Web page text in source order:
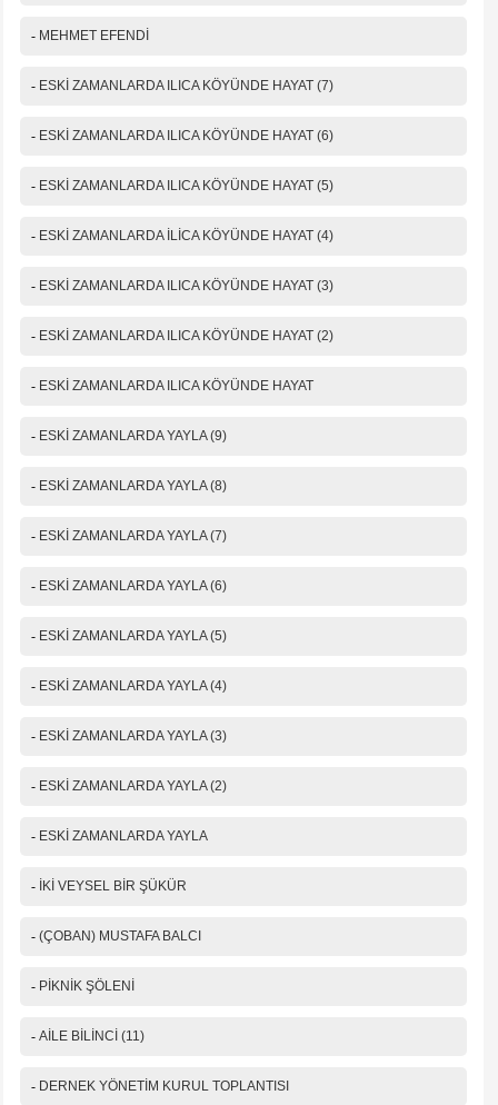
- MEHMET EFENDİ
- ESKİ ZAMANLARDA ILICA KÖYÜNDE HAYAT (7)
- ESKİ ZAMANLARDA ILICA KÖYÜNDE HAYAT (6)
- ESKİ ZAMANLARDA ILICA KÖYÜNDE HAYAT (5)
- ESKİ ZAMANLARDA İLİCA KÖYÜNDE HAYAT (4)
- ESKİ ZAMANLARDA ILICA KÖYÜNDE HAYAT (3)
- ESKİ ZAMANLARDA ILICA KÖYÜNDE HAYAT (2)
- ESKİ ZAMANLARDA ILICA KÖYÜNDE HAYAT
- ESKİ ZAMANLARDA YAYLA (9)
- ESKİ ZAMANLARDA YAYLA (8)
- ESKİ ZAMANLARDA YAYLA (7)
- ESKİ ZAMANLARDA YAYLA (6)
- ESKİ ZAMANLARDA YAYLA (5)
- ESKİ ZAMANLARDA YAYLA (4)
- ESKİ ZAMANLARDA YAYLA (3)
- ESKİ ZAMANLARDA YAYLA (2)
- ESKİ ZAMANLARDA YAYLA
- İKİ VEYSEL BİR ŞÜKÜR
- (ÇOBAN) MUSTAFA BALCI
- PİKNİK ŞÖLENİ
- AİLE BİLİNCİ (11)
- DERNEK YÖNETİM KURUL TOPLANTISI